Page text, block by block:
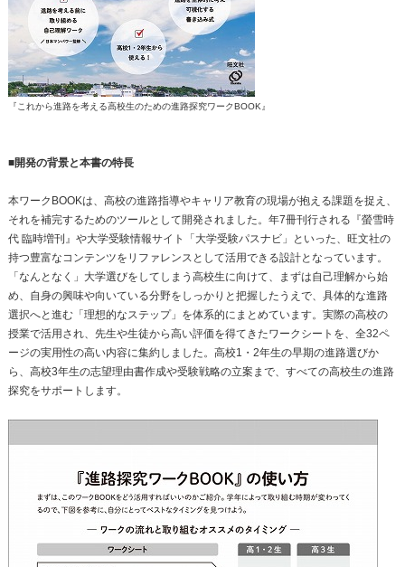
『これから進路を考える高校生のための進路探究ワークBOOK』
■開発の背景と本書の特長
本ワークBOOKは、高校の進路指導やキャリア教育の現場が抱える課題を捉え、
それを補完するためのツールとして開発されました。年7冊刊行される『螢雪時
代 臨時増刊』や大学受験情報サイト「大学受験パスナビ」といった、旺文社の
持つ豊富なコンテンツをリファレンスとして活用できる設計となっています。
「なんとなく」大学選びをしてしまう高校生に向けて、まずは自己理解から始
め、自身の興味や向いている分野をしっかりと把握したうえで、具体的な進路
選択へと進む「理想的なステップ」を体系的にまとめています。実際の高校の
授業で活用され、先生や生徒から高い評価を得てきたワークシートを、全32ペ
ージの実用性の高い内容に集約しました。高校1・2年生の早期の進路選びか
ら、高校3年生の志望理由書作成や受験戦略の立案まで、すべての高校生の進路
探究をサポートします。